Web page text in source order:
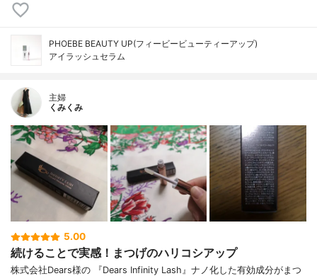
PHOEBE BEAUTY UP(フィービービューティーアップ)
アイラッシュセラム
主婦
くみくみ
5.00
続けることで実感！まつげのハリコシアップ
株式会社Dears様の 『Dears Infinity Lash』ナノ化した有効成分がまつ